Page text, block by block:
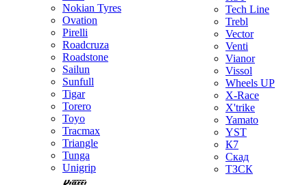
Nokian Tyres
Ovation
Pirelli
Roadcruza
Roadstone
Sailun
Sunfull
Tigar
Torero
Toyo
Tracmax
Triangle
Tunga
Unigrip
Tech Line
Trebl
Vector
Venti
Vianor
Vissol
Wheels UP
X-Race
X'trike
Yamato
YST
К7
Скад
ТЗСК